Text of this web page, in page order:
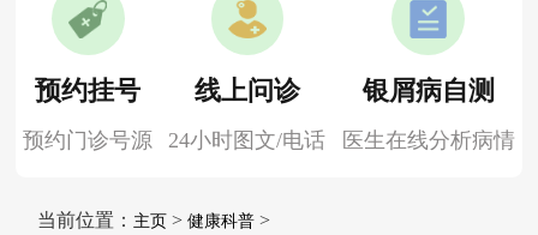
预约挂号
预约门诊号源
线上问诊
24小时图文/电话
银屑病自测
医生在线分析病情
当前位置： 主页> 健康科普>